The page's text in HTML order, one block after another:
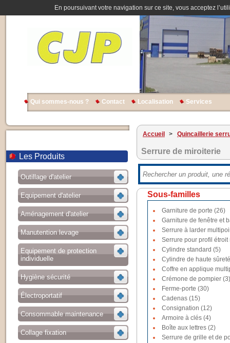
En poursuivant votre navigation sur ce site, vous acceptez
Qui sommes-nous ? Contact Localisation Services
Les Produits
Outillage d'atelier
Equipement d'atelier
Aménagement d'atelier
Manutention levage
Equipement de protection
individuelle
Hygiène sécurité
Électroportatif
Consommable maintenance
Collage fixation
Accueil > Quincaillerie
Serrure de miroiterie
Sous-familles
Garniture de porte (26)
Garniture de fenêtre et
Serrure à larder
Serrure pour profil étroit
Cylindre standard (5)
Cylindre de haute
Coffre en applique
Crémone de pompier (3)
Ferme-porte (30)
Cadenas (15)
Consignation (12)
Armoire à clés (4)
Boîte aux lettres (2)
Serrure de grille et de